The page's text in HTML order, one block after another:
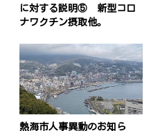
に対する説明⑤ 新型コロ
ナワクチン摂取他。
熱海市人事異動のお知ら